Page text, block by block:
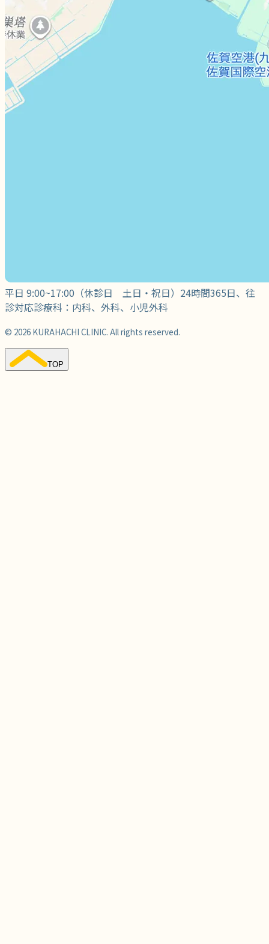
平日 9:00~17:00（休診日 土日・祝日） 24時間365日、往
診対応診療科：内科、外科、小児外科
© 2026 KURAHACHI CLINIC. All rights reserved.
TOP